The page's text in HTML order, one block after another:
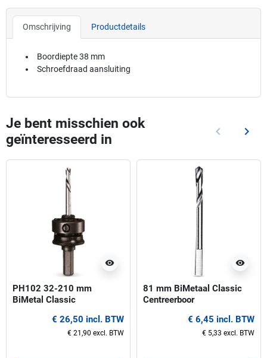
Omschrijving Productdetails
Boordiepte 38 mm
Schroefdraad aansluiting
Je bent misschien ook
geïnteresseerd in
Vorige
keyboard_arrow_left keyboard_arrow_right
visibility
PH102 32-210 mm
BiMetal Classic
€ 26,50 incl. BTW
€ 21,90 excl. BTW
visibility
81 mm BiMetaal Classic
Centreerboor
€ 6,45 incl. BTW
€ 5,33 excl. BTW